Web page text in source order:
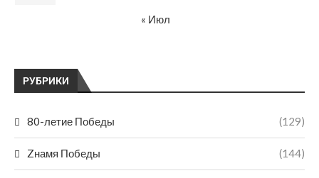
РУБРИКИ
80-летие Победы (129)
Zнамя Победы (144)
« Июл